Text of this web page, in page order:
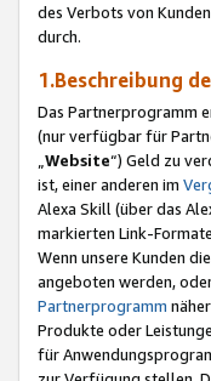
des Verbots von
durch.
1.Beschreibung
Das Partnerprogramm
(nur verfügbar für
Website“) Geld zu
ist, einer anderen im
Alexa Skill (über das
markierten Link-
Wenn unsere Kunden
angeboten werden,
Partnerprogramm
Produkte oder
für